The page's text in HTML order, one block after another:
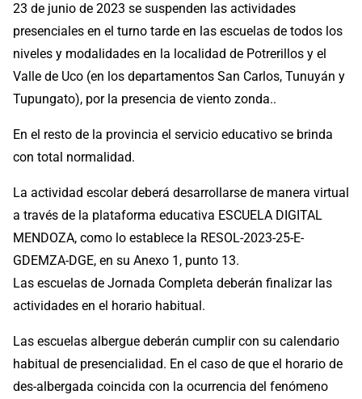
23 de junio de 2023 se suspenden las actividades
presenciales en el turno tarde en las escuelas de todos los
niveles y modalidades en la localidad de Potrerillos y el
Valle de Uco (en los departamentos San Carlos, Tunuyán y
Tupungato), por la presencia de viento zonda..
En el resto de la provincia el servicio educativo se brinda
con total normalidad.
La actividad escolar deberá desarrollarse de manera virtual
a través de la plataforma educativa ESCUELA DIGITAL
MENDOZA, como lo establece la RESOL-2023-25-E-
GDEMZA-DGE, en su Anexo 1, punto 13.
Las escuelas de Jornada Completa deberán finalizar las
actividades en el horario habitual.
Las escuelas albergue deberán cumplir con su calendario
habitual de presencialidad. En el caso de que el horario de
des-albergada coincida con la ocurrencia del fenómeno